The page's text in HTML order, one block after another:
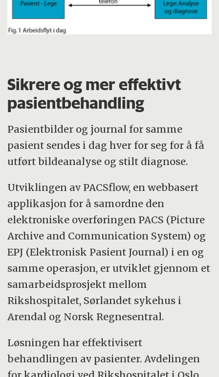
Sikrere og mer effektivt
pasientbehandling
Pasientbilder og journal for samme
pasient sendes i dag hver for seg for å få
utført bildeanalyse og stilt diagnose.
Utviklingen av PACSflow, en webbasert
applikasjon for å samordne den
elektroniske overføringen PACS (Picture
Archive and Communication System) og
EPJ (Elektronisk Pasient Journal) i en og
samme operasjon, er utviklet gjennom et
samarbeidsprosjekt mellom
Rikshospitalet, Sørlandet sykehus i
Arendal og Norsk Regnesentral.
Løsningen har effektivisert
behandlingen av pasienter. Avdelingen